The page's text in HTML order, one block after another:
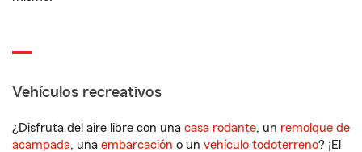
Vehículos recreativos
¿Disfruta del aire libre con una casa rodante, un remolque de
acampada, una embarcación o un vehículo todoterreno? ¡El